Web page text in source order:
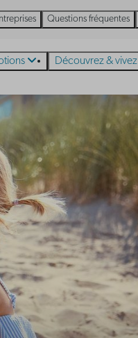
Questions fréquentes
Découvrez & vivez